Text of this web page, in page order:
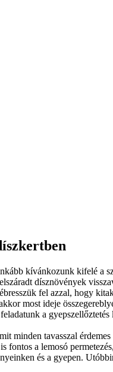
kívánkozunk kifelé a
dísznövények
fel azzal, hogy
most ideje
a gyepszellőztetés
minden tavasszal
a lemosó
és a gyepen.